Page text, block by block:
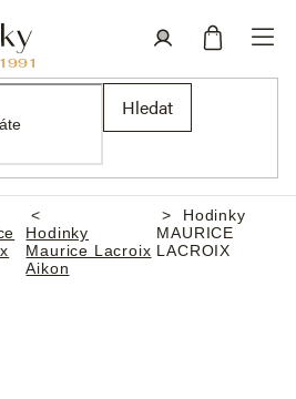
Hledat
Hodinky
Maurice Lacroix
Aikon
Hodinky
MAURICE
LACROIX